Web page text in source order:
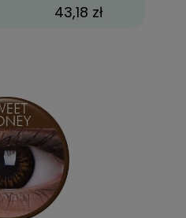
43,18 zł